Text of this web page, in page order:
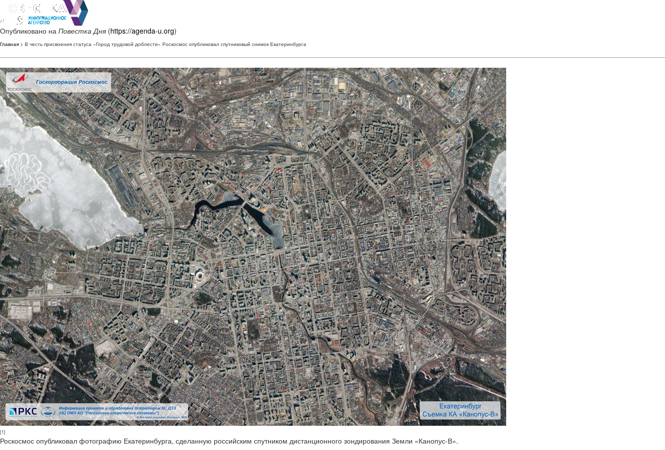
Опубликовано на Повестка Дня (https://agenda-u.org)
Главная > В честь присвоения статуса «Город трудовой доблести» Роскосмос опубликовал спутниковый снимок Екатеринбурга
[1]
Роскосмос опубликовал фотографию Екатеринбурга, сделанную российским спутником дистанционного зондирования Земли «Канопус-В».